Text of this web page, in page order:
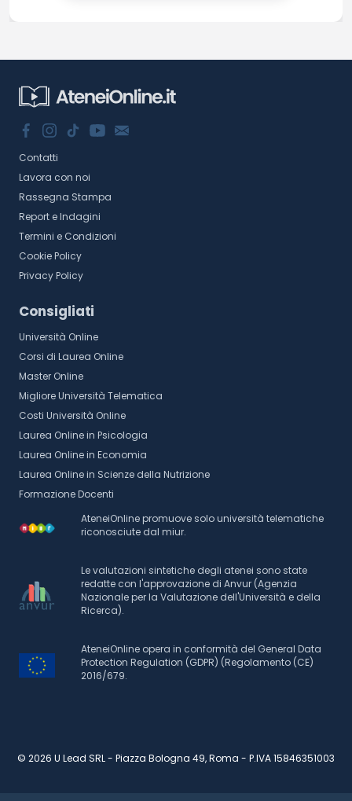
Contatti
Lavora con noi
Rassegna Stampa
Report e Indagini
Termini e Condizioni
Cookie Policy
Privacy Policy
Consigliati
Università Online
Corsi di Laurea Online
Master Online
Migliore Università Telematica
Costi Università Online
Laurea Online in Psicologia
Laurea Online in Economia
Laurea Online in Scienze della Nutrizione
Formazione Docenti
AteneiOnline promuove solo università telematiche
riconosciute dal miur.
Le valutazioni sintetiche degli atenei sono state
redatte con l'approvazione di Anvur (Agenzia
Nazionale per la Valutazione dell'Università e della
Ricerca).
AteneiOnline opera in conformità del General Data
Protection Regulation (GDPR) (Regolamento (CE)
2016/679.
© 2026 U Lead SRL - Piazza Bologna 49, Roma - P.IVA 15846351003